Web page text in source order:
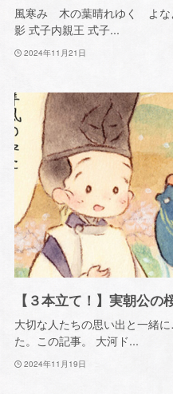
風寒み 木の葉晴れゆく よ
影 式子内親王 式子...
2024年11月21日
【３本立て！】実朝公の
大切な人たちの思い出と一緒
た。この記事。 大河ド...
2024年11月19日